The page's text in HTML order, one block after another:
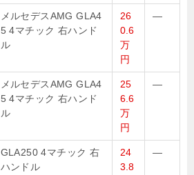
メルセデスAMG GLA4
5 4マチック 右ハンド
ル
26
0.6
万
円
—
メルセデスAMG GLA4
5 4マチック 右ハンド
ル
25
6.6
万
円
—
GLA250 4マチック 右
ハンドル
24
3.8
—